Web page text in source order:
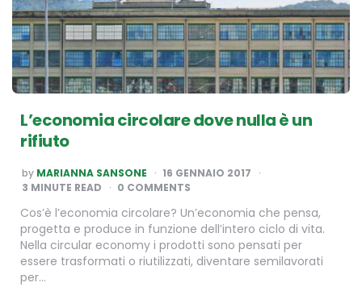
L’economia circolare dove nulla è un
rifiuto
POSTED
BY
by MARIANNA SANSONE
16 GENNAIO 2017
3 MINUTE READ 0 COMMENTS
Cos’è l’economia circolare? Un’economia che pensa,
progetta e produce in funzione dell’intero ciclo di vita.
Nella circular economy i prodotti sono pensati per
essere trasformati o riutilizzati, diventare semilavorati
per…